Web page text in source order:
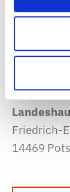
der
Friedrich-
14469